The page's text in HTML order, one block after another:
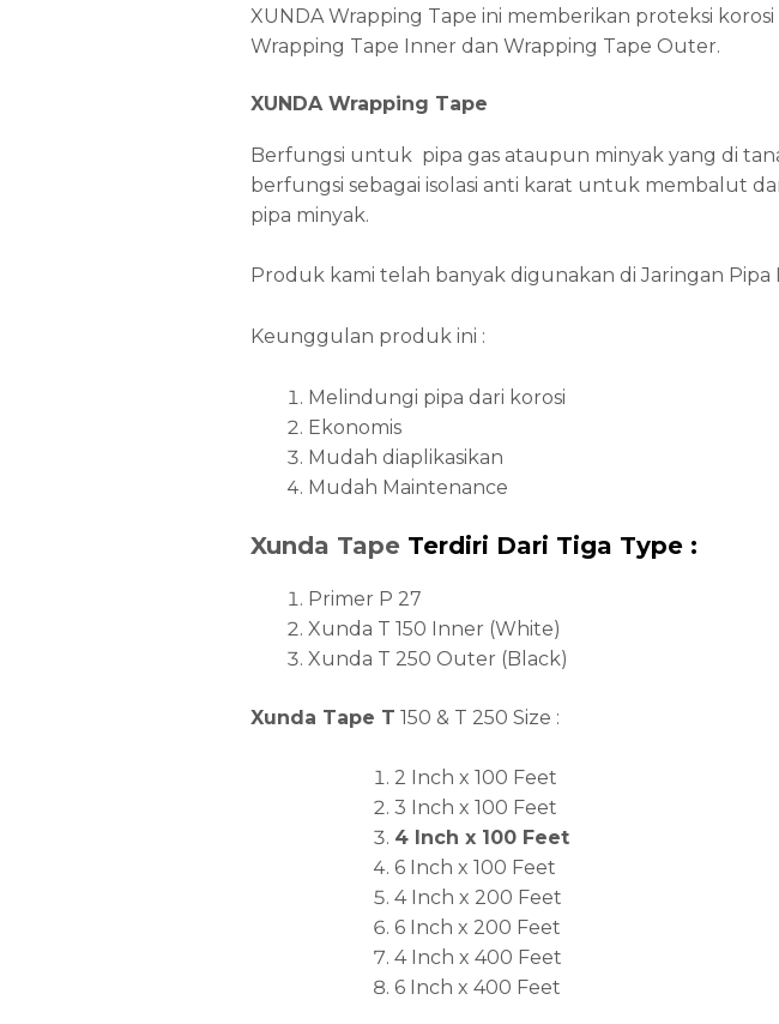
XUNDA Wrapping Tape ini memberikan proteksi
Wrapping Tape Inner dan Wrapping Tape Outer.
XUNDA Wrapping Tape
Berfungsi untuk pipa gas ataupun minyak yang di
berfungsi sebagai isolasi anti karat untuk membalut
pipa minyak.
Produk kami telah banyak digunakan di Jaringan
Keunggulan produk ini :
Melindungi pipa dari korosi
Ekonomis
Mudah diaplikasikan
Mudah Maintenance
Xunda Tape Terdiri Dari Tiga Type :
Primer P 27
Xunda T 150 Inner (White)
Xunda T 250 Outer (Black)
Xunda Tape T 150 & T 250 Size :
2 Inch x 100 Feet
3 Inch x 100 Feet
4 Inch x 100 Feet
6 Inch x 100 Feet
4 Inch x 200 Feet
6 Inch x 200 Feet
4 Inch x 400 Feet
6 Inch x 400 Feet